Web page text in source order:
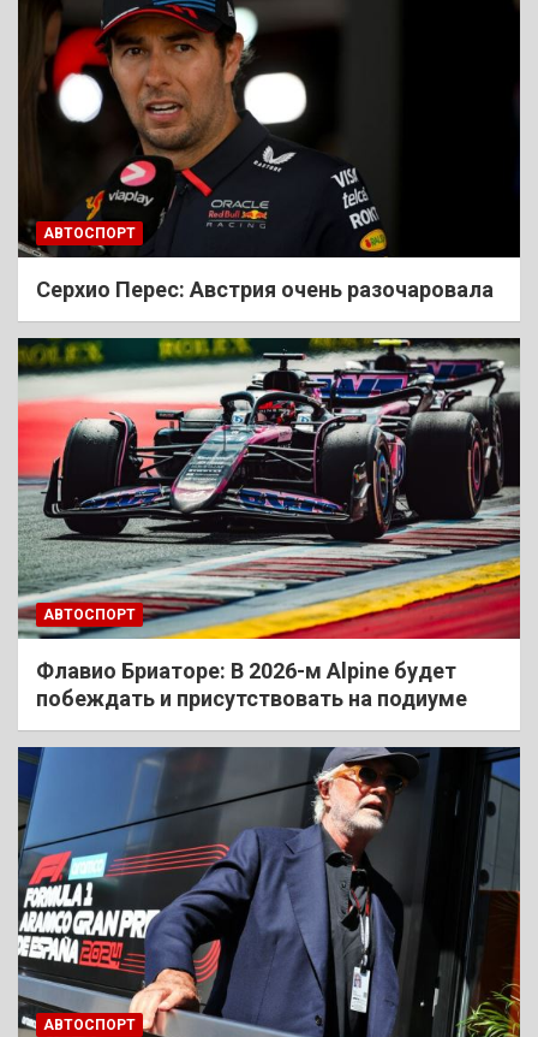
АВТОСПОРТ
Cерхио Перес: Австрия очень разочаровала
АВТОСПОРТ
Флавио Бриаторе: В 2026-м Alpine будет
побеждать и присутствовать на подиуме
АВТОСПОРТ